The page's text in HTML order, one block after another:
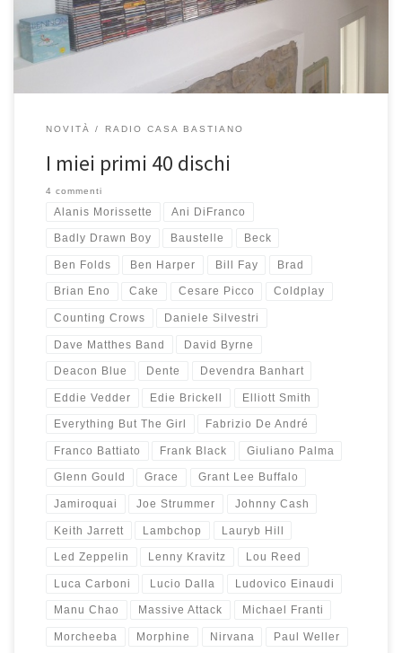
che inizialmente dovevano essere 40, ma sono diventati
NOVITÀ RADIO CASA BASTIANO
I miei primi 40 dischi
4 commenti
Alanis Morissette Ani DiFranco
Badly Drawn Boy Baustelle Beck
Ben Folds Ben Harper Bill Fay Brad
Brian Eno Cake Cesare Picco Coldplay
Counting Crows Daniele Silvestri
Dave Matthes Band David Byrne
Deacon Blue Dente Devendra Banhart
Eddie Vedder Edie Brickell Elliott Smith
Everything But The Girl Fabrizio De André
Franco Battiato Frank Black Giuliano Palma
Glenn Gould Grace Grant Lee Buffalo
Jamiroquai Joe Strummer Johnny Cash
Keith Jarrett Lambchop Lauryb Hill
Led Zeppelin Lenny Kravitz Lou Reed
Luca Carboni Lucio Dalla Ludovico Einaudi
Manu Chao Massive Attack Michael Franti
Morcheeba Morphine Nirvana Paul Weller